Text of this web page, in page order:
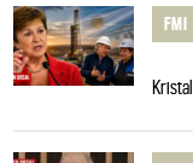
FMI